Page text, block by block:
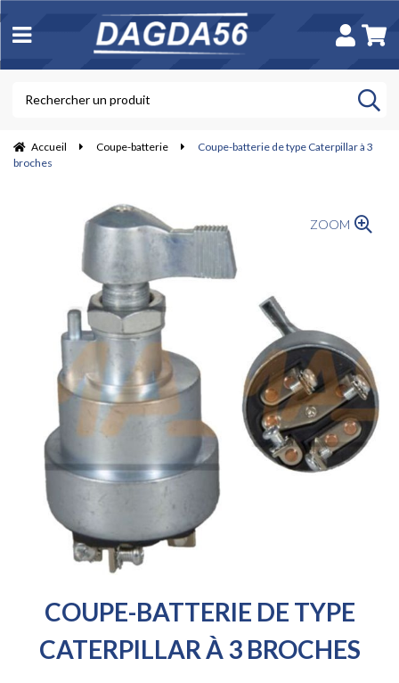
Accueil Coupe-batterie
Coupe-batterie de type Caterpillar à 3
broches
ZOOM
COUPE-BATTERIE DE TYPE
CATERPILLAR À 3 BROCHES